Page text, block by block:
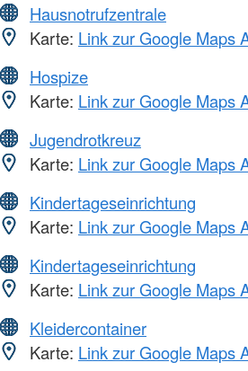
Hausnotrufzentrale
Karte: Link zur Google Maps
Hospize
Karte: Link zur Google Maps
Jugendrotkreuz
Karte: Link zur Google Maps
Kindertageseinrichtung
Karte: Link zur Google Maps
Kindertageseinrichtung
Karte: Link zur Google Maps
Kleidercontainer
Karte: Link zur Google Maps